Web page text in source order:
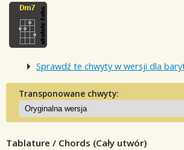
Sprawdź te chwyty w wersji dla
Transponowane chwyty:
Tablature / Chords (Cały utwór)